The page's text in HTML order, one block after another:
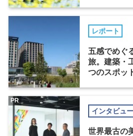
レポート
五感でめぐ
旅。建築・
つのスポッ
インタビュー
世界最古の
PR